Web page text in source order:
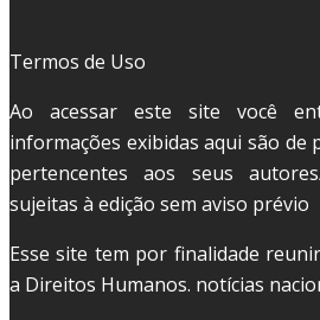
Termos de Uso
Ao acessar este site você
informações exibidas aqui são de
pertencentes aos seus
sujeitas à edição sem aviso prévio
Esse site tem por finalidade
a Direitos Humanos. notícias